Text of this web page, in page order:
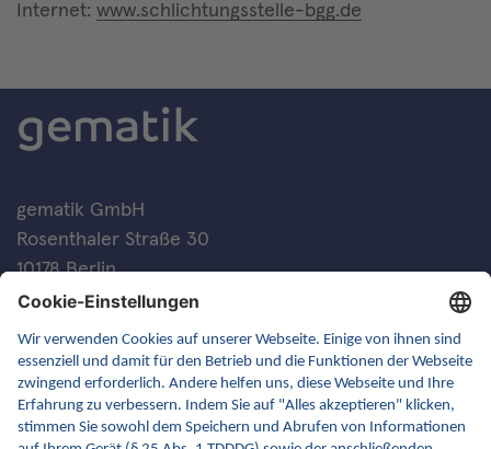
Internet: www.schlichtungsstelle-bgg.de
gematik GmbH
Rosenthaler Straße 30
10178 Berlin
Kontakt